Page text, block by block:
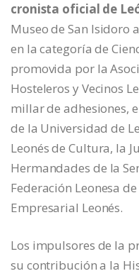
cronista oficial de
Museo de San Isidoro
en la categoría de
promovida por la
Hosteleros y Vecinos
millar de adhesiones,
de la Universidad de
Leonés de Cultura, la
Hermandades de la
Federación Leonesa
Empresarial Leonés.
Los impulsores de la
su contribución a la